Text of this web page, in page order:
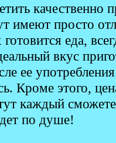
качественно
имеют просто
еда,
вкус
ее
Кроме этого,
каждый
по душе!